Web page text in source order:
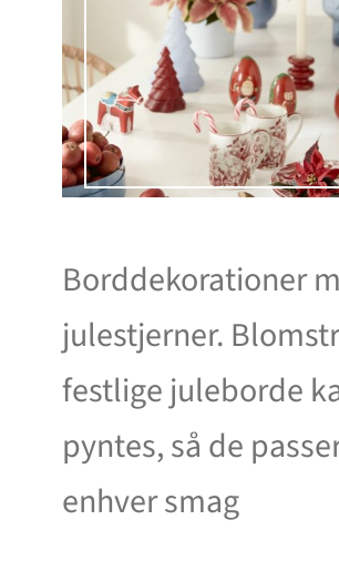
Borddekorationer
julestjerner.
festlige juleborde
pyntes, så de
enhver smag